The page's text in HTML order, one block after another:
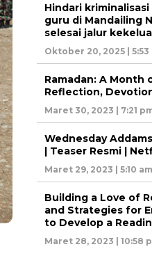
Hindari
guru di Mandailing
selesai jalur
Oktober 20, 2025 | 5:53
Ramadan: A Month
Reflection,
Maret 30, 2023 | 7:21
Wednesday
| Teaser Resmi |
Maret 29, 2023 | 5:10
Building a Love of
and Strategies for
to Develop a
Maret 28, 2023 | 10:58